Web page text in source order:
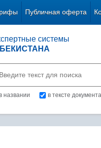
Публичная оферта
системы
названии в тексте документа